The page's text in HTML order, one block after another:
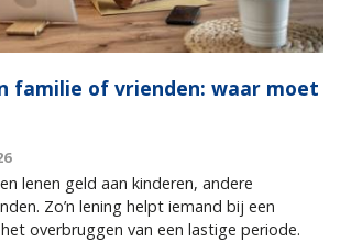
familie of vrienden: waar moet
lenen geld aan kinderen, andere
Zo’n lening helpt iemand bij een
overbruggen van een lastige periode.